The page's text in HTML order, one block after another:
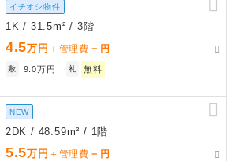
イチオシ物件
1K / 31.5m² / 3階
4.5万円 ＋管理費 － 円
敷 9.0万円 礼 無料
NEW
2DK / 48.59m² / 1階
5.5万円 ＋管理費 － 円